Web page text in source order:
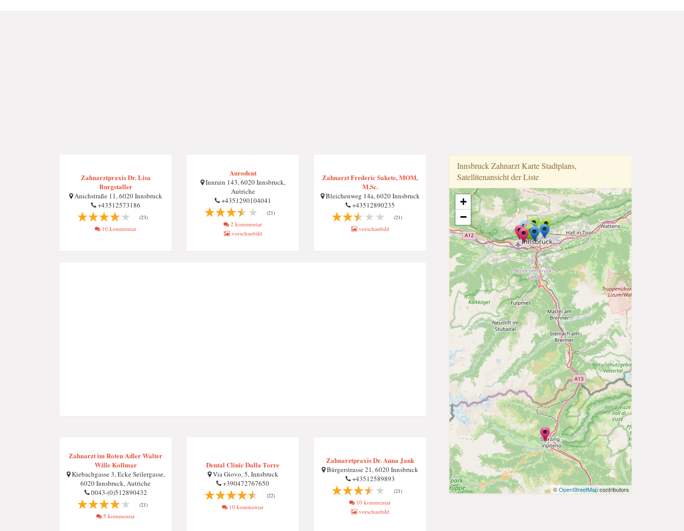
Zahnarztpraxis Dr. Lisa
Burgstaller
Anichstraße 11, 6020 Innsbruck
+43512573186
(23)
10 kommentar
Aurodent
Innrain 143, 6020 Innsbruck,
Autriche
+4351290104041
(21)
2 kommentar
vorschaubild
Zahnarzt Frederic Sakete, MOM,
M.Sc.
Bleichenweg 14a, 6020 Innsbruck
+43512890235
(21)
vorschaubild
Zahnarzt im Roten Adler Walter
Wille Kollmar
Kiebachgasse 3, Ecke Seilergasse,
6020 Innsbruck, Autriche
0043-(0)512890432
(21)
5 kommentar
Dental Clinic Dalla Torre
Via Giovo, 5, Innsbruck
+390472767650
(22)
10 kommentar
Zahnarztpraxis Dr. Anna Jank
Bürgerstrasse 21, 6020 Innsbruck
+43512589893
(21)
10 kommentar
vorschaubild
Innsbruck Zahnarzt Karte Stadtplans,
Satellitenansicht der Liste
+
−
©OpenStreetMapcontributors